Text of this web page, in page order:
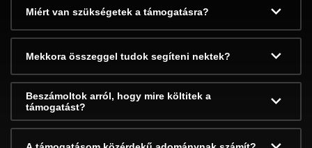
Miért van szükségetek a támogatásra?
Mekkora összeggel tudok segíteni nektek?
Beszámoltok arról, hogy mire költitek a
támogatást?